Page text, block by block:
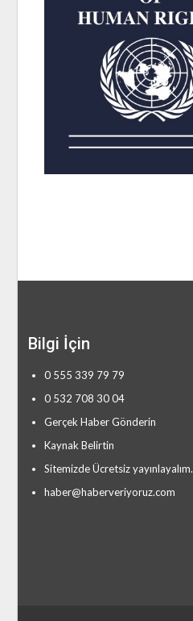
Bilgi İçin
0 555 339 79 79
0 532 708 30 04
Gerçek Haber Gönderin
Kaynak Belirtin
Sitemizde Ücretsiz yayınlayalım.
haber@haberveriyoruz.com